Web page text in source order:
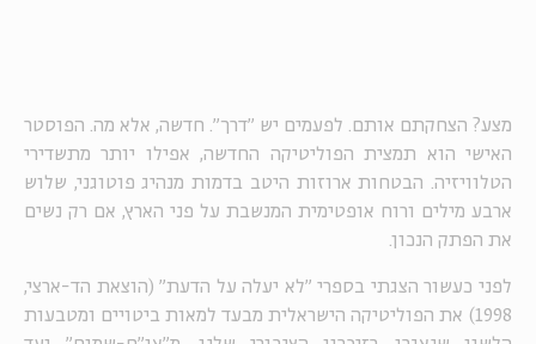
מצע? הצחקתם אותם. לפעמים יש "דרך". חדשה, אלא מה. הפוסטר
האישי הוא תמצית הפוליטיקה החדשה, אפילו יותר מתשדירי
הטלוויזיה. הבטחות ארוזות היטב בדמות מנהיג פוטוגני, שלוש
ארבע מילים ורוח אופטימית המנשבת על פני הארץ, אם רק נשים
את הפתק הנכון.
לפני כעשור הצגתי בספרי "לא יעלה על הדעת" (הוצאת הד-ארצי,
1998) את הפוליטיקה הישראלית מבעד למאות ביטויים ומטבעות